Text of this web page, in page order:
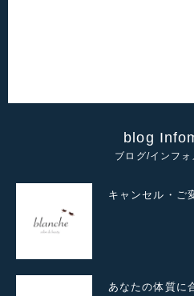
blog
ブログ/インフォ
キャンセル・ご
あなたの体質に